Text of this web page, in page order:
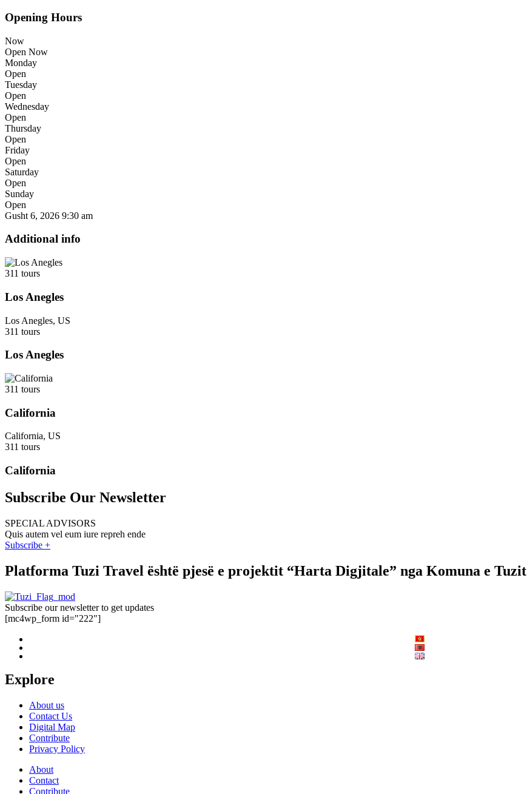
Opening Hours
Now
Open Now
Monday
Open
Tuesday
Open
Wednesday
Open
Thursday
Open
Friday
Open
Saturday
Open
Sunday
Open
Gusht 6, 2026 9:30 am
Additional info
311 tours
Los Anegles
Los Anegles, US
311 tours
Los Anegles
311 tours
California
California, US
311 tours
California
Subscribe Our Newsletter
SPECIAL ADVISORS
Quis autem vel eum iure repreh ende
Subscribe +
Platforma Tuzi Travel është pjesë e projektit “Harta Digjitale” nga Komuna e Tuzit
Subscribe our newsletter to get updates
[mc4wp_form id="222"]
Explore
About us
Contact Us
Digital Map
Contribute
Privacy Policy
About
Contact
Contribute